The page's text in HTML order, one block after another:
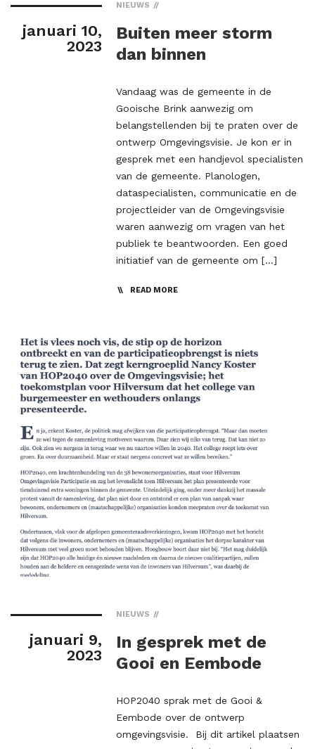
januari 10,
2023
NIEUWS
Buiten meer storm
dan binnen
Vandaag was de gemeente in de
Gooische Brink aanwezig om
belangstellenden bij te praten over de
ontwerp Omgevingsvisie. Je kon er in
gesprek met een handjevol specialisten
van de gemeente. Planologen,
dataspecialisten, communicatie en de
projectleider van de Omgevingsvisie
waren aanwezig om vragen van het
publiek te beantwoorden. Een goed
initiatief van de gemeente om […]
READ MORE
januari 9,
2023
NIEUWS
In gesprek met de
Gooi en Eembode
HOP2040 sprak met de Gooi &
Eembode over de ontwerp
omgevingsvisie. Bij dit artikel plaatsen